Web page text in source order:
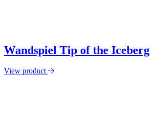
Wandspiel Tip of the Iceberg
View product